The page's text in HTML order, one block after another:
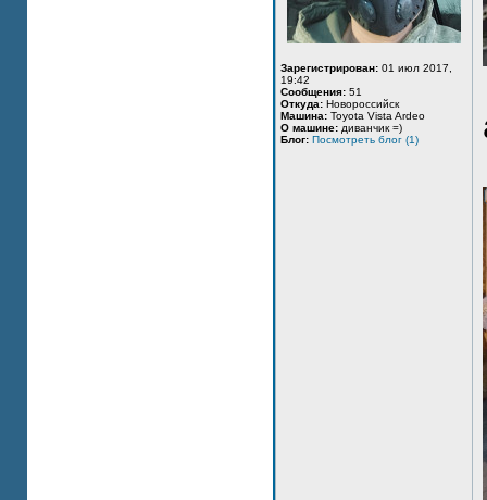
Зарегистрирован: 01 июл 2017,
19:42
Сообщения: 51
Откуда: Новороссийск
Машина: Toyota Vista Ardeo
О машине: диванчик =)
Блог: Посмотреть блог (1)